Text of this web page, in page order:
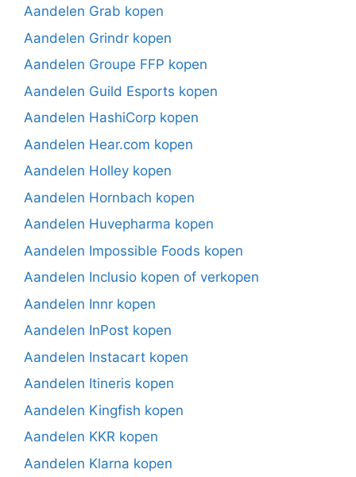
Aandelen Grab kopen
Aandelen Grindr kopen
Aandelen Groupe FFP kopen
Aandelen Guild Esports kopen
Aandelen HashiCorp kopen
Aandelen Hear.com kopen
Aandelen Holley kopen
Aandelen Hornbach kopen
Aandelen Huvepharma kopen
Aandelen Impossible Foods kopen
Aandelen Inclusio kopen of verkopen
Aandelen Innr kopen
Aandelen InPost kopen
Aandelen Instacart kopen
Aandelen Itineris kopen
Aandelen Kingfish kopen
Aandelen KKR kopen
Aandelen Klarna kopen